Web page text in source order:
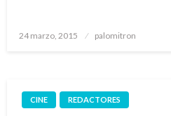
Publicado
24 marzo, 2015 palomitron
CINE REDACTORES